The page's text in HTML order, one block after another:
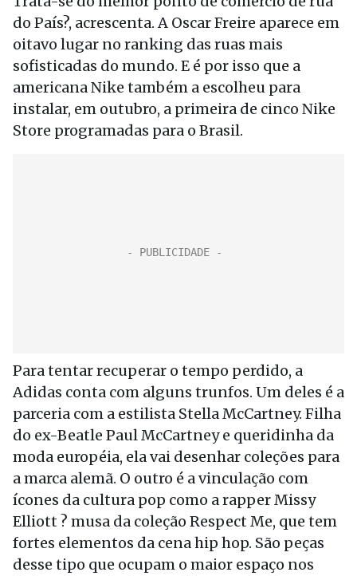
do País?, acrescenta. A Oscar Freire aparece em
oitavo lugar no ranking das ruas mais
sofisticadas do mundo. E é por isso que a
americana Nike também a escolheu para
instalar, em outubro, a primeira de cinco Nike
Store programadas para o Brasil.
Para tentar recuperar o tempo perdido, a
Adidas conta com alguns trunfos. Um deles é a
parceria com a estilista Stella McCartney. Filha
do ex-Beatle Paul McCartney e queridinha da
moda européia, ela vai desenhar coleções para
a marca alemã. O outro é a vinculação com
ícones da cultura pop como a rapper Missy
Elliott ? musa da coleção Respect Me, que tem
fortes elementos da cena hip hop. São peças
desse tipo que ocupam o maior espaço nos